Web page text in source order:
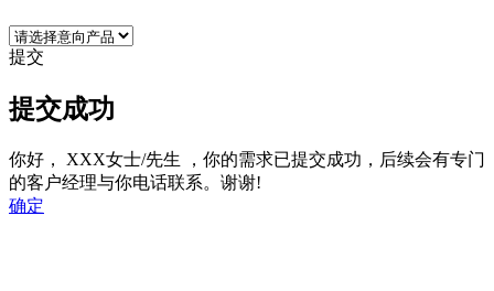
提交
提交成功
你好， XXX女士/先生
，你的需求已提交成功，后续会有专门
的客户经理与你电话联系。谢谢!
确定